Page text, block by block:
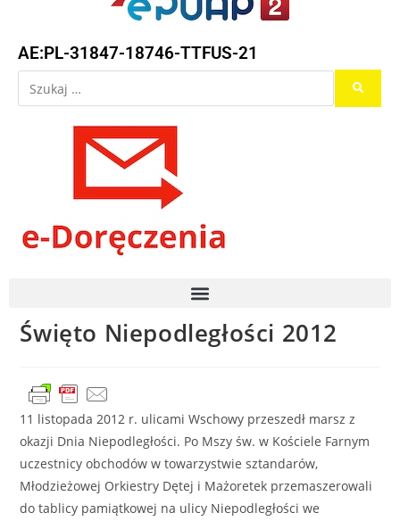
AE:PL-31847-18746-TTFUS-21
Święto Niepodległości 2012
11 listopada 2012 r. ulicami Wschowy przeszedł marsz z
okazji Dnia Niepodległości. Po Mszy św. w Kościele Farnym
uczestnicy obchodów w towarzystwie sztandarów,
Młodzieżowej Orkiestry Dętej i Mażoretek przemaszerowali
do tablicy pamiątkowej na ulicy Niepodległości we